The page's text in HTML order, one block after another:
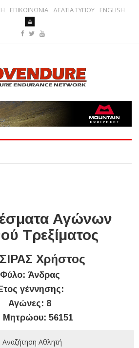
ΕΠΙΚΟΙΝΩΝΙΑ ΔΕΛΤΙΑ ΤΥΠΟΥ ENGLISH
Αγώνων
Τρεξίματος
Χρήστος
Φύλο: Άνδρας
γέννησης:
Αγώνες: 8
Μητρώου: 56151
Αναζήτηση Αθλητή